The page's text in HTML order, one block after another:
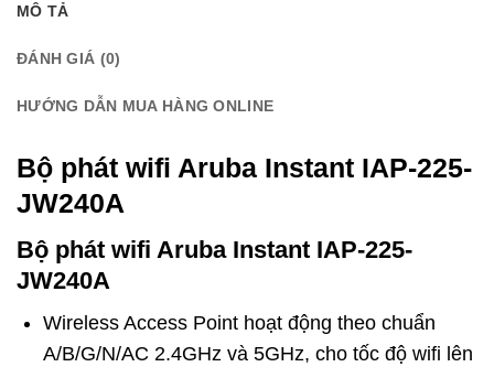
MÔ TẢ
ĐÁNH GIÁ (0)
HƯỚNG DẪN MUA HÀNG ONLINE
Bộ phát wifi Aruba Instant IAP-225-
JW240A
Bộ phát wifi Aruba Instant IAP-225-
JW240A
Wireless Access Point hoạt động theo chuẩn
A/B/G/N/AC 2.4GHz và 5GHz, cho tốc độ wifi lên